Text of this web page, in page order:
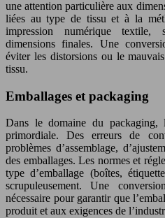
une attention particulière aux
liées au type de tissu et à la
impression numérique
dimensions finales. Une
éviter les distorsions ou le
tissu.
Emballages et packaging
Dans le domaine du packaging,
primordiale. Des erreurs de
problèmes d’assemblage,
des emballages. Les normes et
type d’emballage (boîtes,
scrupuleusement. Une
nécessaire pour garantir que
produit et aux exigences de